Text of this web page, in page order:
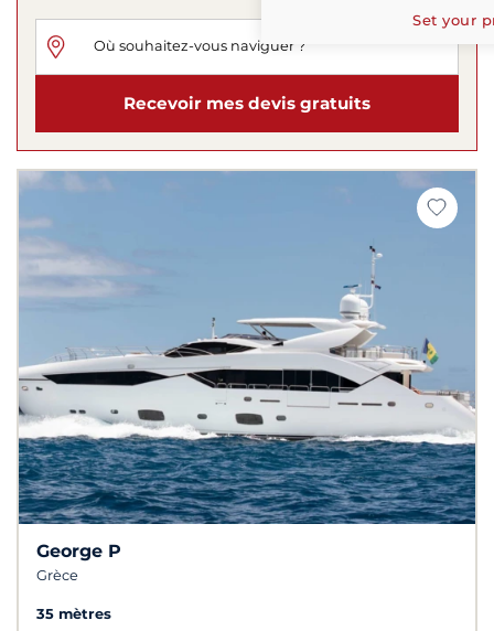
Recevoir mes devis gratuits
George P
Grèce
35 mètres
Set your